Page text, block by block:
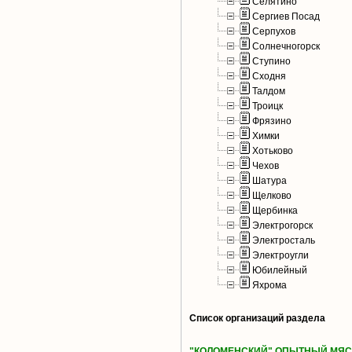
Сергиев Посад
Серпухов
Солнечногорск
Ступино
Сходня
Талдом
Троицк
Фрязино
Химки
Хотьково
Чехов
Шатура
Щелково
Щербинка
Электрогорск
Электросталь
Электроугли
Юбилейный
Яхрома
Список организаций раздела